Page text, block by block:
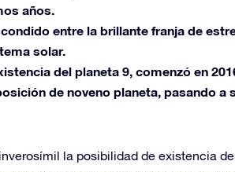
años.
entre la brillante franja de
solar.
del planeta 9, comenzó en
de noveno planeta, pasando a
la posibilidad de existencia